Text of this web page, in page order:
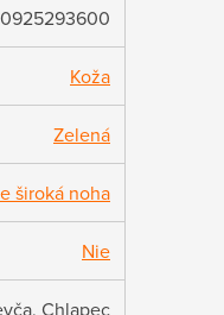
Koža
Zelená
široká noha
Nie
Chlapec